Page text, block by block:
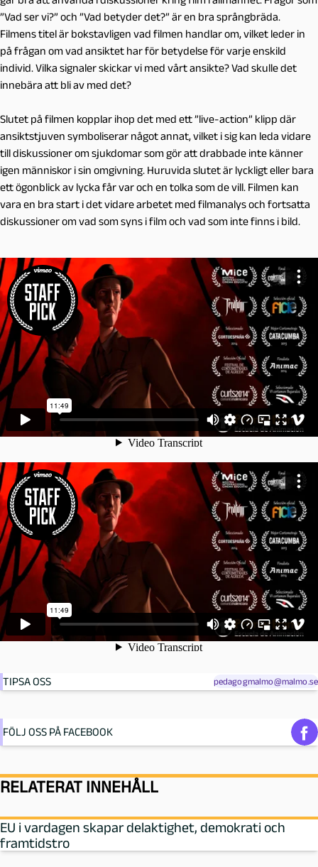
”Vad ser vi?” och ”Vad betyder det?” är en bra språngbräda.
Filmens titel är bokstavligen vad filmen handlar om, vilket leder in
på frågan om vad ansiktet har för betydelse för varje enskild
individ. Vilka signaler skickar vi med vårt ansikte? Vad skulle det
innebära att bli av med det?
Slutet på filmen kopplar ihop det med ett ”live-action” klipp där
ansiktstjuven symboliserar något annat, vilket i sig kan leda vidare
till diskussioner om sjukdomar som gör att drabbade inte känner
igen människor i sin omgivning. Huruvida slutet är lyckligt eller bara
ett ögonblick av lycka får var och en tolka som de vill. Filmen kan
vara en bra start i det vidare arbetet med filmanalys och fortsatta
diskussioner om vad som syns i film och vad som inte finns i bild.
TIPSA OSS pedagogmalmo@malmo.se
FÖLJ OSS PÅ FACEBOOK
RELATERAT INNEHÅLL
EU i vardagen skapar delaktighet, demokrati och
framtidstro